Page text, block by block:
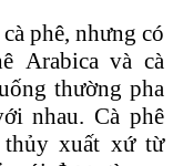
phê, nhưng có
Arabicavà cà
thường pha
nhau. Cà phê
thủy xuất xứ từ